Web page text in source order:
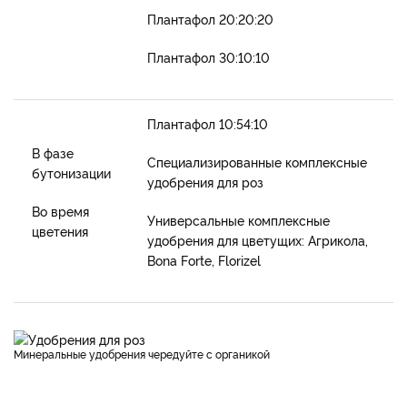
Плантафол 20:20:20
Плантафол 30:10:10
В фазе
бутонизации
Во время
цветения
Плантафол 10:54:10
Специализированные комплексные
удобрения для роз
Универсальные комплексные
удобрения для цветущих: Агрикола,
Bona Forte, Florizel
Минеральные удобрения чередуйте с органикой